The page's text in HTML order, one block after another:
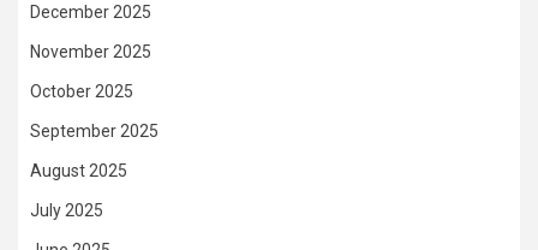
December 2025
November 2025
October 2025
September 2025
August 2025
July 2025